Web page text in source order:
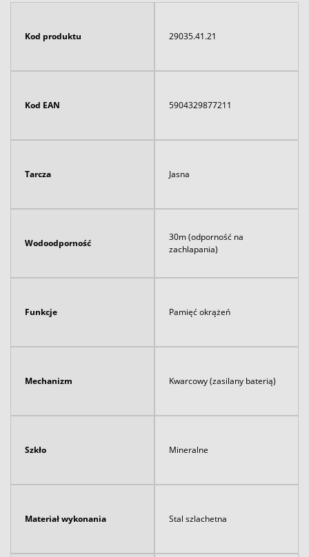
Kod produktu 29035.41.21
Kod EAN 5904329877211
Tarcza Jasna
Wodoodporność
30m (odporność na
zachlapania)
Funkcje Pamięć okrążeń
Mechanizm Kwarcowy (zasilany baterią)
Szkło Mineralne
Materiał wykonania Stal szlachetna